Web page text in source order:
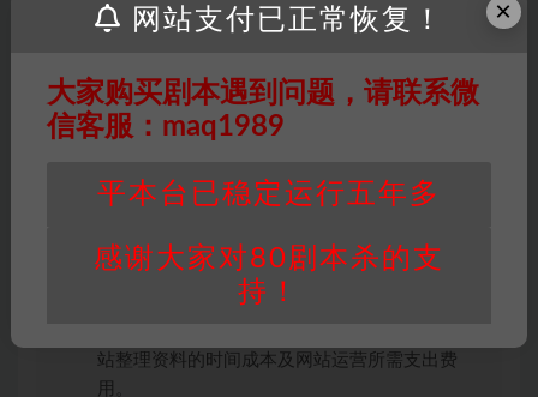
投稿+个人整理而来，仅供学习研究使用，请勿
未购买，即代表已阅读本声明，理解并同意受本
条约约束，并遵守所有适用的法律法规。
权均属于机关版权或权利人。如有侵权，请发邮
件通知并提供相关证实资料至邮箱
448271243@qq.com，如若情况属实，我们将
会在三天内下架相关剧本攻略。
∶剧本杀下载所需积分非剧本杀资源自
站整理资料的时间成本及网站运营所需支出费
用。
×
网站支付已正常恢复！
大家购买剧本遇到问题，请联系微
信客服：maq1989
平本台已稳定运行五年多
感谢大家对80剧本杀的支
持！